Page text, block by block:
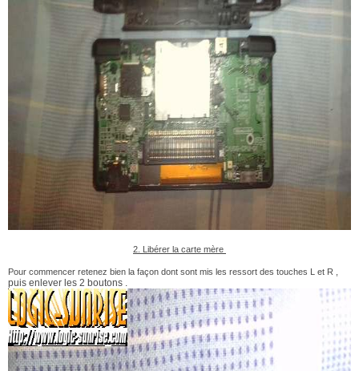
2. Libérer la carte mère
Pour commencer retenez bien la façon dont sont mis les ressort des touches L et R ,
puis enlever les 2 boutons .